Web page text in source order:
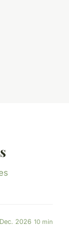
2026 10 min